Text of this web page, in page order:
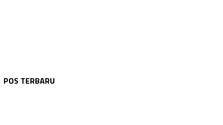
POS TERBARU
Bhabinkamtibmas Sambang Dan Sosialisasi …
Polres Seruyan Edukasi Pelajar SMKN 1 Ku…
WARTA KEPOLISIAN
Polres Seruyan Intensifkan Patroli Dialo…
WARTA KEPOLISIAN
WARTA KEPOLISIAN